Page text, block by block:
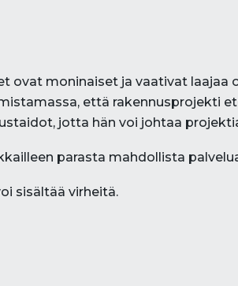
ovat moninaiset ja vaativat laajaa
että rakennusprojekti
jotta hän voi johtaa
parasta mahdollista
sisältää virheitä.